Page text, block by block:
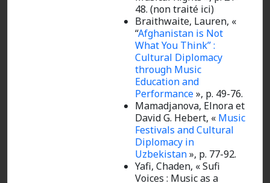
48. (non traité ici)
Braithwaite, Lauren, «
“Afghanistan is Not
What You Think” :
Cultural Diplomacy
through Music
Education and
Performance», p. 49-76.
Mamadjanova, Elnora et
David G. Hebert, « Music
Festivals and Cultural
Diplomacy in
Uzbekistan», p. 77-92.
Yafi, Chaden, « Sufi
Voices : Music as a